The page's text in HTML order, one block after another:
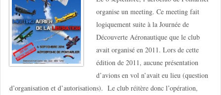
organise un meeting. Ce meeting fait
logiquement suite à la Journée de
Découverte Aéronautique que le club
avait organisé en 2011. Lors de cette
édition de 2011, aucune présentation
d’avions en vol n’avait eu lieu (question
d’organisation et d’autorisations). Le club réitère donc l’opération,